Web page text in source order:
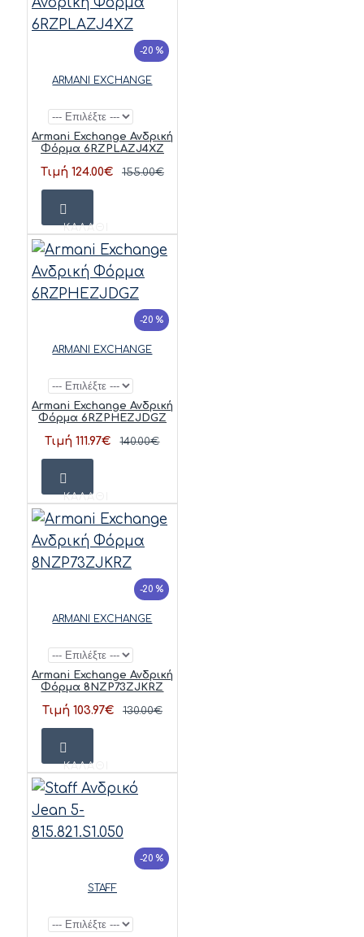
-20 %
ARMANI EXCHANGE
Armani Exchange Ανδρική
Φόρμα 6RZPLAZJ4XZ
Τιμή 124.00€ 155.00€
ΚΑΛΆΘΙ
-20 %
ARMANI EXCHANGE
Armani Exchange Ανδρική
Φόρμα 6RZPHEZJDGZ
Τιμή 111.97€ 140.00€
ΚΑΛΆΘΙ
-20 %
ARMANI EXCHANGE
Armani Exchange Ανδρική
Φόρμα 8NZP73ZJKRZ
Τιμή 103.97€ 130.00€
ΚΑΛΆΘΙ
-20 %
STAFF